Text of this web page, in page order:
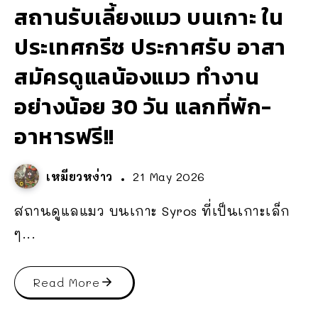
สถานรับเลี้ยงแมว บนเกาะ ใน
ประเทศกรีซ ประกาศรับ อาสา
สมัครดูแลน้องแมว ทำงาน
อย่างน้อย 30 วัน แลกที่พัก-
อาหารฟรี!!
เหมียวหง่าว 21 May 2026
สถานดูแลแมว บนเกาะ Syros ที่เป็นเกาะเล็ก
ๆ...
Read More